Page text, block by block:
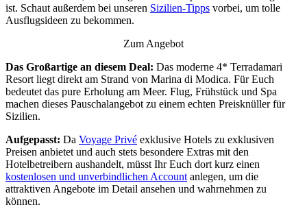
ist. Schaut außerdem bei unseren Sizilien-Tipps vorbei, um tolle
Ausflugsideen zu bekommen.
Zum Angebot
Das Großartige an diesem Deal: Das moderne 4* Terradamari
Resort liegt direkt am Strand von Marina di Modica. Für Euch
bedeutet das pure Erholung am Meer. Flug, Frühstück und Spa
machen dieses Pauschalangebot zu einem echten Preisknüller für
Sizilien.
Aufgepasst: Da Voyage Privé exklusive Hotels zu exklusiven
Preisen anbietet und auch stets besondere Extras mit den
Hotelbetreibern aushandelt, müsst Ihr Euch dort kurz einen
kostenlosen und unverbindlichen Account anlegen, um die
attraktiven Angebote im Detail ansehen und wahrnehmen zu
können.